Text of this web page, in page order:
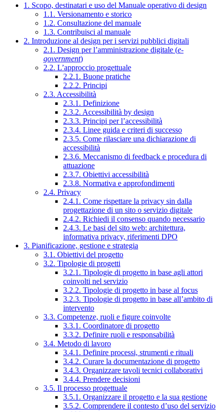
1. Scopo, destinatari e uso del Manuale operativo di design
1.1. Versionamento e storico
1.2. Consultazione del manuale
1.3. Contribuisci al manuale
2. Introduzione al design per i servizi pubblici digitali
2.1. Design per l’amministrazione digitale (e-
government)
2.2. L’approccio progettuale
2.2.1. Buone pratiche
2.2.2. Principi
2.3. Accessibilità
2.3.1. Definizione
2.3.2. Accessibilità by design
2.3.3. Principi per l’accessibilità
2.3.4. Linee guida e criteri di successo
2.3.5. Come rilasciare una dichiarazione di
accessibilità
2.3.6. Meccanismo di feedback e procedura di
attuazione
2.3.7. Obiettivi accessibilità
2.3.8. Normativa e approfondimenti
2.4. Privacy
2.4.1. Come rispettare la privacy sin dalla
progettazione di un sito o servizio digitale
2.4.2. Richiedi il consenso quando necessario
2.4.3. Le basi del sito web: architettura,
informativa privacy, riferimenti DPO
3. Pianificazione, gestione e strategia
3.1. Obiettivi del progetto
3.2. Tipologie di progetti
3.2.1. Tipologie di progetto in base agli attori
coinvolti nel servizio
3.2.2. Tipologie di progetto in base al focus
3.2.3. Tipologie di progetto in base all’ambito di
intervento
3.3. Competenze, ruoli e figure coinvolte
3.3.1. Coordinatore di progetto
3.3.2. Definire ruoli e responsabilità
3.4. Metodo di lavoro
3.4.1. Definire processi, strumenti e rituali
3.4.2. Curare la documentazione di progetto
3.4.3. Organizzare tavoli tecnici collaborativi
3.4.4. Prendere decisioni
3.5. Il processo progettuale
3.5.1. Organizzare il progetto e la sua gestione
3.5.2. Comprendere il contesto d’uso del servizio